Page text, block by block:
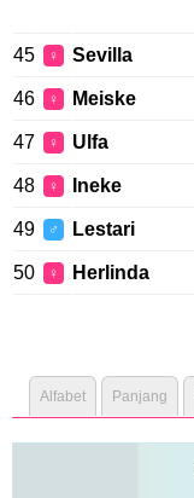
45 ♀ Sevilla
46 ♀ Meiske
47 ♀ Ulfa
48 ♀ Ineke
49 ♂ Lestari
50 ♀ Herlinda
Alfabet Panjang